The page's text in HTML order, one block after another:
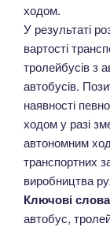
ходом.
У результаті
вартості
тролейбусів з
автобусів.
наявності
ходом у разі
автономним
транспортних
виробництва
Ключові
автобус,